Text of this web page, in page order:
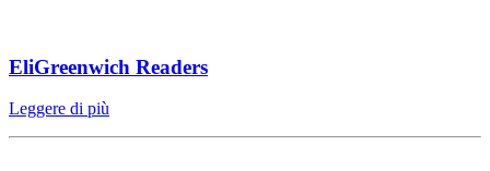
EliGreenwich Readers
Leggere di più